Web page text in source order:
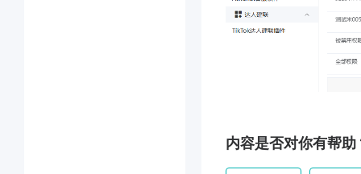
内容是否对你有帮助